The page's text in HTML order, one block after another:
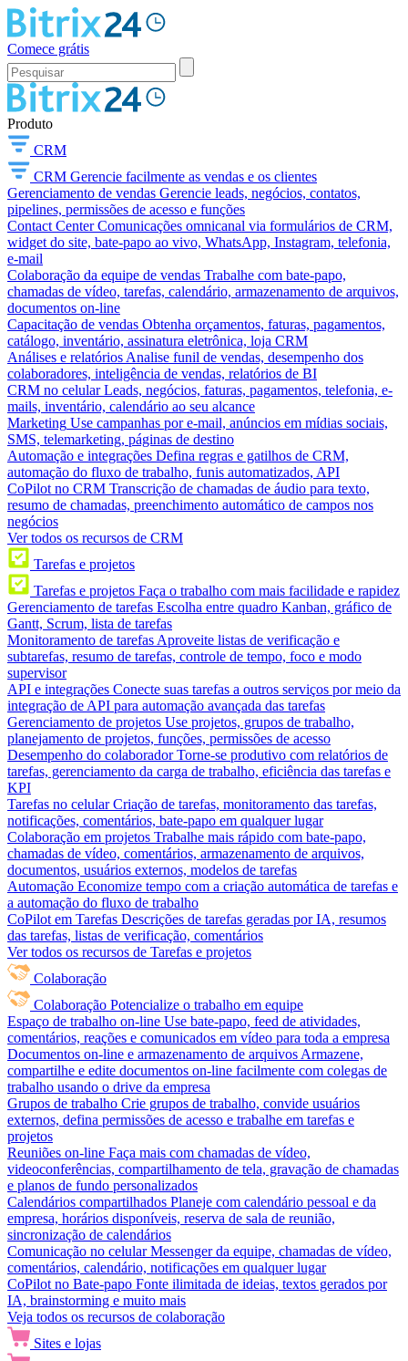
Comece grátis
Produto
CRM
CRM Gerencie facilmente as vendas e os clientes
Gerenciamento de vendas Gerencie leads, negócios, contatos,
pipelines, permissões de acesso e funções
Contact Center Comunicações omnicanal via formulários de CRM,
widget do site, bate-papo ao vivo, WhatsApp, Instagram, telefonia,
e-mail
Colaboração da equipe de vendas Trabalhe com bate-papo,
chamadas de vídeo, tarefas, calendário, armazenamento de arquivos,
documentos on-line
Capacitação de vendas Obtenha orçamentos, faturas, pagamentos,
catálogo, inventário, assinatura eletrônica, loja CRM
Análises e relatórios Analise funil de vendas, desempenho dos
colaboradores, inteligência de vendas, relatórios de BI
CRM no celular Leads, negócios, faturas, pagamentos, telefonia, e-
mails, inventário, calendário ao seu alcance
Marketing Use campanhas por e-mail, anúncios em mídias sociais,
SMS, telemarketing, páginas de destino
Automação e integrações Defina regras e gatilhos de CRM,
automação do fluxo de trabalho, funis automatizados, API
CoPilot no CRM Transcrição de chamadas de áudio para texto,
resumo de chamadas, preenchimento automático de campos nos
negócios
Ver todos os recursos de CRM
Tarefas e projetos
Tarefas e projetos Faça o trabalho com mais facilidade e rapidez
Gerenciamento de tarefas Escolha entre quadro Kanban, gráfico de
Gantt, Scrum, lista de tarefas
Monitoramento de tarefas Aproveite listas de verificação e
subtarefas, resumo de tarefas, controle de tempo, foco e modo
supervisor
API e integrações Conecte suas tarefas a outros serviços por meio da
integração de API para automação avançada das tarefas
Gerenciamento de projetos Use projetos, grupos de trabalho,
planejamento de projetos, funções, permissões de acesso
Desempenho do colaborador Torne-se produtivo com relatórios de
tarefas, gerenciamento da carga de trabalho, eficiência das tarefas e
KPI
Tarefas no celular Criação de tarefas, monitoramento das tarefas,
notificações, comentários, bate-papo em qualquer lugar
Colaboração em projetos Trabalhe mais rápido com bate-papo,
chamadas de vídeo, comentários, armazenamento de arquivos,
documentos, usuários externos, modelos de tarefas
Automação Economize tempo com a criação automática de tarefas e
a automação do fluxo de trabalho
CoPilot em Tarefas Descrições de tarefas geradas por IA, resumos
das tarefas, listas de verificação, comentários
Ver todos os recursos de Tarefas e projetos
Colaboração
Colaboração Potencialize o trabalho em equipe
Espaço de trabalho on-line Use bate-papo, feed de atividades,
comentários, reações e comunicados em vídeo para toda a empresa
Documentos on-line e armazenamento de arquivos Armazene,
compartilhe e edite documentos on-line facilmente com colegas de
trabalho usando o drive da empresa
Grupos de trabalho Crie grupos de trabalho, convide usuários
externos, defina permissões de acesso e trabalhe em tarefas e
projetos
Reuniões on-line Faça mais com chamadas de vídeo,
videoconferências, compartilhamento de tela, gravação de chamadas
e planos de fundo personalizados
Calendários compartilhados Planeje com calendário pessoal e da
empresa, horários disponíveis, reserva de sala de reunião,
sincronização de calendários
Comunicação no celular Messenger da equipe, chamadas de vídeo,
comentários, calendário, notificações em qualquer lugar
CoPilot no Bate-papo Fonte ilimitada de ideias, textos gerados por
IA, brainstorming e muito mais
Veja todos os recursos de colaboração
Sites e lojas